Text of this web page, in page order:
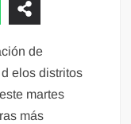
de
elos distritos
martes
más